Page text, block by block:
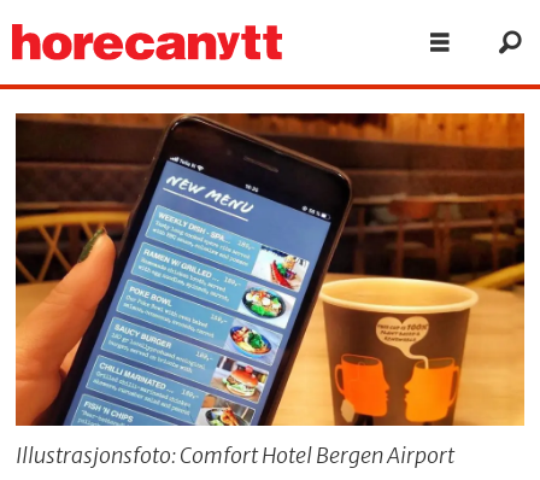
Illustrasjonsfoto: Comfort Hotel Bergen Airport